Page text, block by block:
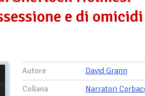
e di omicidi
Autore
David Grann
Collana
Narratori